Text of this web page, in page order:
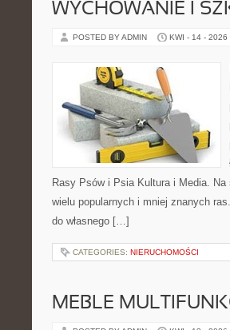
WYCHOWANIE I
POSTED BY ADMIN KWI - 14 - 2026
Rasy Psów i Psia Kultura i Media.
wielu popularnych i mniej znanych
do własnego […]
CATEGORIES: NIERUCHOMOŚCI
MEBLE